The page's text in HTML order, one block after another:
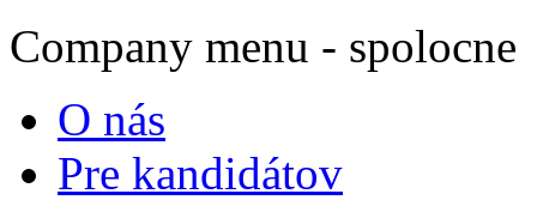
Company menu - spolocne
O nás
Pre kandidátov